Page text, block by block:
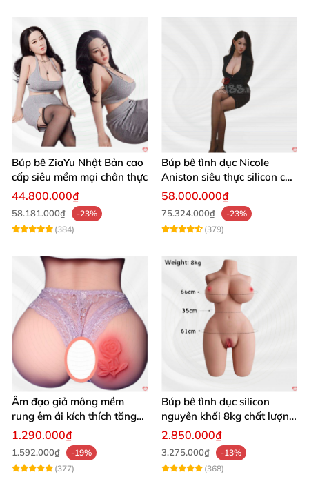
Búp bê ZiaYu Nhật Bản cao
cấp siêu mềm mại chân thực
44.800.000₫
58.181.000₫
-23%
(384)
Búp bê tình dục Nicole
Aniston siêu thực silicon cao
cấp giá tốt
58.000.000₫
75.324.000₫
-23%
(379)
Âm đạo giả mông mềm
rung êm ái kích thích tăng
khoái cảm
1.290.000₫
1.592.000₫
-19%
(377)
Búp bê tình dục silicon
nguyên khối 8kg chất lượng
cao hấp dẫn
2.850.000₫
3.275.000₫
-13%
(368)